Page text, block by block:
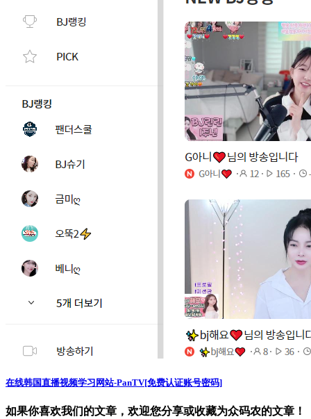
在线韩国直播视频学习网站-PanTV[免费认证账号密码]
如果你喜欢我们的文章，欢迎您分享或收藏为众码农的文章！